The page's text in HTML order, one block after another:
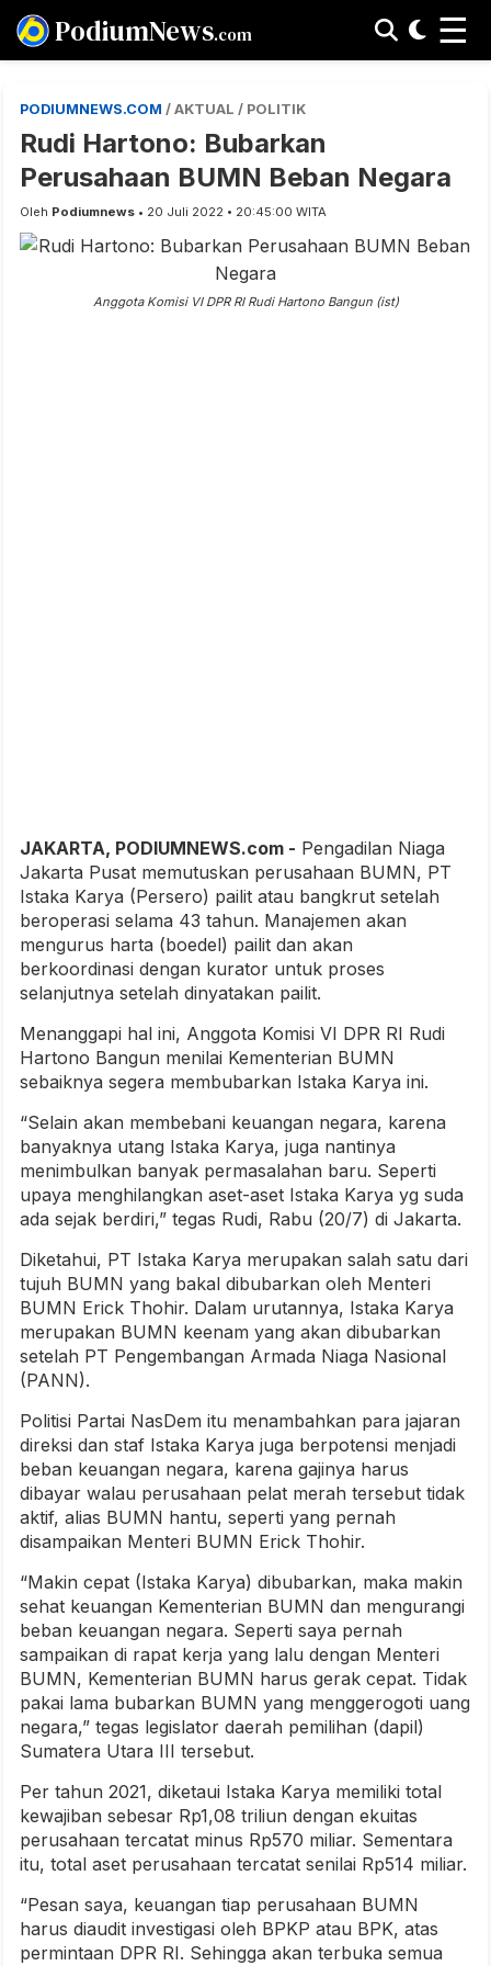
PodiumNews.com ☰
PODIUMNEWS.COM / AKTUAL / POLITIK
Rudi Hartono: Bubarkan
Perusahaan BUMN Beban Negara
Oleh Podiumnews • 20 Juli 2022 • 20:45:00 WITA
Anggota Komisi VI DPR RI Rudi Hartono Bangun (ist)
JAKARTA, PODIUMNEWS.com - Pengadilan Niaga
Jakarta Pusat memutuskan perusahaan BUMN, PT
Istaka Karya (Persero) pailit atau bangkrut setelah
beroperasi selama 43 tahun. Manajemen akan
mengurus harta (boedel) pailit dan akan
berkoordinasi dengan kurator untuk proses
selanjutnya setelah dinyatakan pailit.
Menanggapi hal ini, Anggota Komisi VI DPR RI Rudi
Hartono Bangun menilai Kementerian BUMN
sebaiknya segera membubarkan Istaka Karya ini.
“Selain akan membebani keuangan negara, karena
banyaknya utang Istaka Karya, juga nantinya
menimbulkan banyak permasalahan baru. Seperti
upaya menghilangkan aset-aset Istaka Karya yg suda
ada sejak berdiri,” tegas Rudi, Rabu (20/7) di Jakarta.
Diketahui, PT Istaka Karya merupakan salah satu dari
tujuh BUMN yang bakal dibubarkan oleh Menteri
BUMN Erick Thohir. Dalam urutannya, Istaka Karya
merupakan BUMN keenam yang akan dibubarkan
setelah PT Pengembangan Armada Niaga Nasional
(PANN).
Politisi Partai NasDem itu menambahkan para jajaran
direksi dan staf Istaka Karya juga berpotensi menjadi
beban keuangan negara, karena gajinya harus
dibayar walau perusahaan pelat merah tersebut tidak
aktif, alias BUMN hantu, seperti yang pernah
disampaikan Menteri BUMN Erick Thohir.
“Makin cepat (Istaka Karya) dibubarkan, maka makin
sehat keuangan Kementerian BUMN dan mengurangi
beban keuangan negara. Seperti saya pernah
sampaikan di rapat kerja yang lalu dengan Menteri
BUMN, Kementerian BUMN harus gerak cepat. Tidak
pakai lama bubarkan BUMN yang menggerogoti uang
negara,” tegas legislator daerah pemilihan (dapil)
Sumatera Utara III tersebut.
Per tahun 2021, diketaui Istaka Karya memiliki total
kewajiban sebesar Rp1,08 triliun dengan ekuitas
perusahaan tercatat minus Rp570 miliar. Sementara
itu, total aset perusahaan tercatat senilai Rp514 miliar.
“Pesan saya, keuangan tiap perusahaan BUMN
harus diaudit investigasi oleh BPKP atau BPK, atas
permintaan DPR RI. Sehingga akan terbuka semua